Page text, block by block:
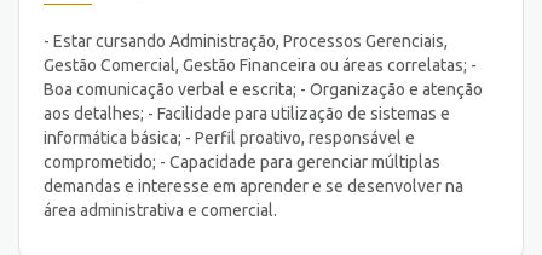
- Estar cursando Administração, Processos Gerenciais,
Gestão Comercial, Gestão Financeira ou áreas correlatas; -
Boa comunicação verbal e escrita; - Organização e atenção
aos detalhes; - Facilidade para utilização de sistemas e
informática básica; - Perfil proativo, responsável e
comprometido; - Capacidade para gerenciar múltiplas
demandas e interesse em aprender e se desenvolver na
área administrativa e comercial.